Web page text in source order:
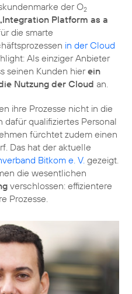
der O2
„Integration Platform as a
die smarte
in der Cloud
Als einziger Anbieter
seinen Kunden hierein
Nutzung der Cloud an.
ihre Prozesse nicht in die
qualifiziertes Personal
fürchtet zudem einen
Das hat der aktuelle
Bitkom e. V. gezeigt.
die wesentlichen
verschlossen: effizientere
Prozesse.